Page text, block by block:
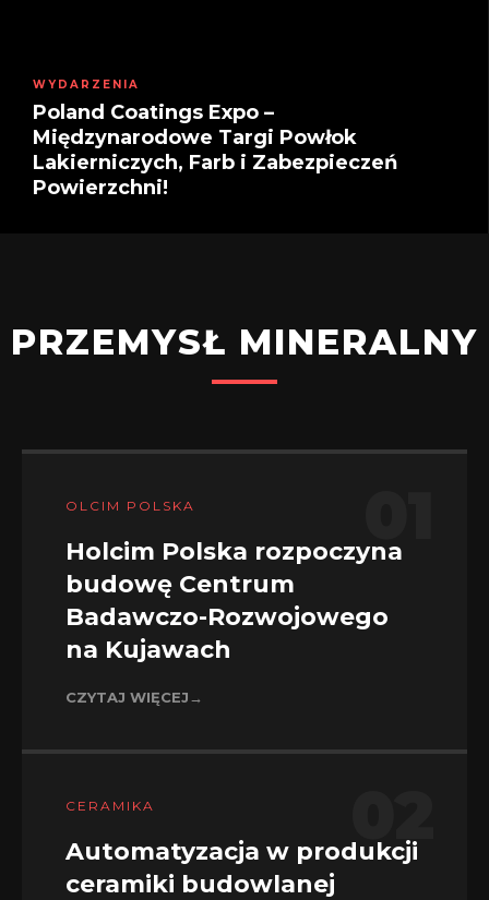
WYDARZENIA
Poland Coatings Expo –
Międzynarodowe Targi Powłok
Lakierniczych, Farb i Zabezpieczeń
Powierzchni!
PRZEMYSŁ MINERALNY
OLCIM POLSKA
Holcim Polska rozpoczyna
budowę Centrum
Badawczo-Rozwojowego
na Kujawach
CZYTAJ WIĘCEJ→
CERAMIKA
Automatyzacja w produkcji
ceramiki budowlanej